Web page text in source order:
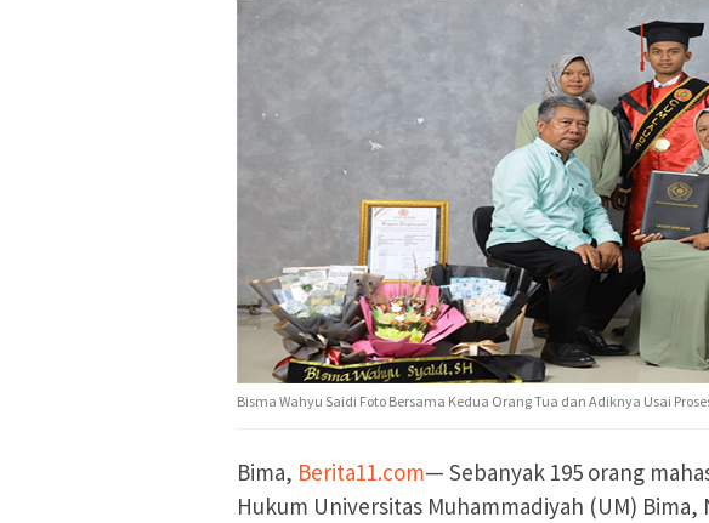
Bisma Wahyu Saidi Foto Bersama Kedua Orang Tua dan Adiknya Usai
Bima, Berita11.com— Sebanyak 195 orang
Hukum Universitas Muhammadiyah (UM) Bima,